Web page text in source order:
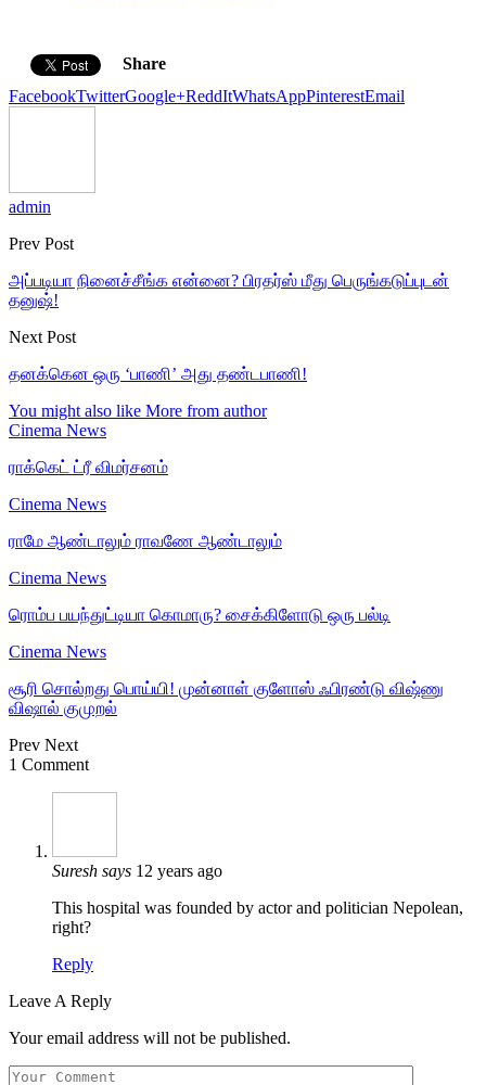
Share
FacebookTwitterGoogle+ReddItWhatsAppPinterestEmail
admin
Prev Post
அப்படியா நினைச்சீங்க என்னை? பிரதர்ஸ் மீது பெருங்கடுப்புடன்
தனுஷ்!
Next Post
தனக்கென ஒரு ‘பாணி’ அது தண்டபாணி!
You might also like More from author
Cinema News
ராக்கெட் ட்ரீ விமர்சனம்
Cinema News
ராமே ஆண்டாலும் ராவணே ஆண்டாலும்
Cinema News
ரொம்ப பயந்துட்டியா கொமாரு? சைக்கிளோடு ஒரு பல்டி
Cinema News
சூரி சொல்றது பொய்யி! முன்னாள் குளோஸ் ஃபிரண்டு விஷ்ணு
விஷால் குமுறல்
Prev Next
1 Comment
Suresh says 12 years ago
This hospital was founded by actor and politician Nepolean,
right?
Reply
Leave A Reply
Your email address will not be published.